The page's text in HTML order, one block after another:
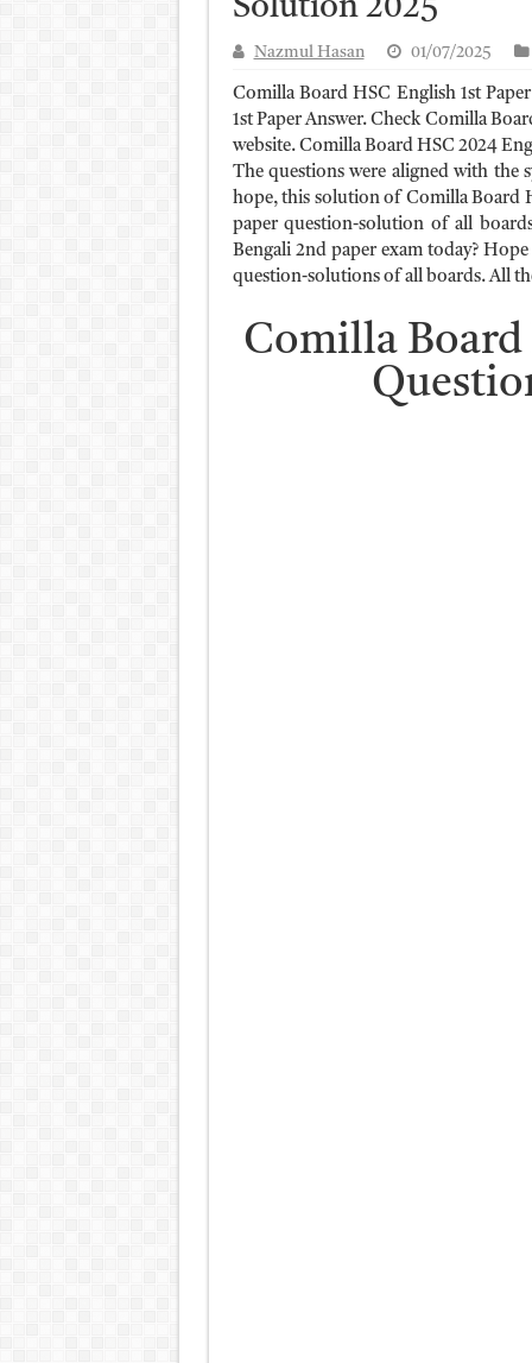
আলিম পরীক্ষার রেজাল্ট ২০২৫
দিনাজপুর বোর্ড এইচএসসি
সিলেট বোর্ড এইচএসসি
Solution 2025
Nazmul Hasan 01/07/2025
Comilla Board HSC English 1st
1st Paper Answer. Check Comilla
website. Comilla Board HSC 2024
The questions were aligned with the
hope, this solution of Comilla Board
paper question-solution of all
Bengali 2nd paper exam today? Hope
question-solutions of all boards. All
Comilla Board